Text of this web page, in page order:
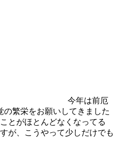
今年は前厄
の繁栄をお願いしてきました
とがほとんどなくなってる
が、こうやって少しだけでも